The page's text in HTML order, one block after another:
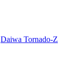
Daiwa Tornado-Z